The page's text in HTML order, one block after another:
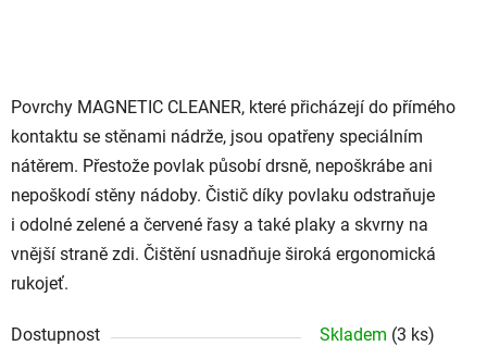
Povrchy MAGNETIC CLEANER, které přicházejí do přímého
kontaktu se stěnami nádrže, jsou opatřeny speciálním
nátěrem. Přestože povlak působí drsně, nepoškrábe ani
nepoškodí stěny nádoby. Čistič díky povlaku odstraňuje
i odolné zelené a červené řasy a také plaky a skvrny na
vnější straně zdi. Čištění usnadňuje široká ergonomická
rukojeť.
Dostupnost Skladem (3 ks)